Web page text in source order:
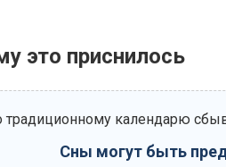
это приснилось
традиционному календарю
Сны могут быть